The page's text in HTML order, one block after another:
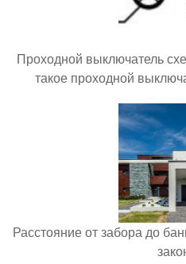
Проходной выключатель
такое проходной
Расстояние от забора до